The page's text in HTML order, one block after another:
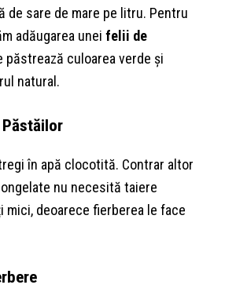
de sare de mare pe litru. Pentru
adăugarea uneifelii de
păstrează culoarea verde și
natural.
în apă clocotită. Contrar altor
nu necesită taiere
mici, deoarece fierberea le face